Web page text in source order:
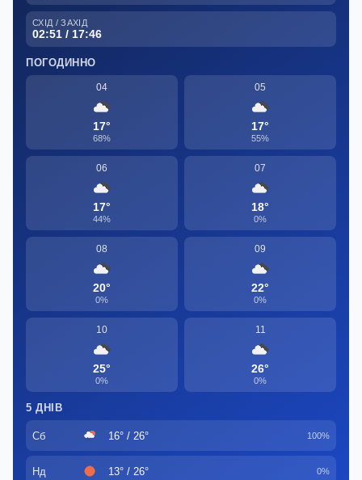
СХІД / ЗАХІД
02:51 / 17:46
ПОГОДИННО
04
17°
68%
05
17°
55%
06
17°
44%
07
18°
0%
08
20°
0%
09
22°
0%
10
25°
0%
11
26°
0%
5 ДНІВ
Сб 16° / 26° 100%
Нд 13° / 26° 0%